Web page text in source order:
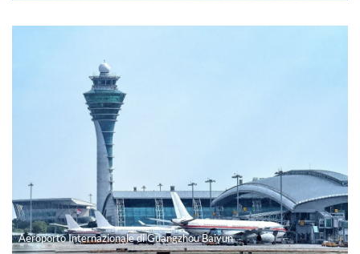
Il primo ospedale popolare della città di Nanning, provincia del Guangxi
Spazio di qualità, bellezza elegante
Aeroporto Internazionale di Guangzhou Baiyun Scuola primaria Nansha: l'innovazione del pannello murale Pinger in azione
강남비에비스나무병원Gangnam Bievis Tree Hospital BDExpo Indonesia 2024, fiera dei materiali da costruzione: il debutto sorprendente e la visione futura di PinGer®
Yunzhu Hotel: resistenza e stile: soluzioni per pareti in vinile Pinger Sistema di venature del legno caldo: un'esperienza rustica naturale e calda